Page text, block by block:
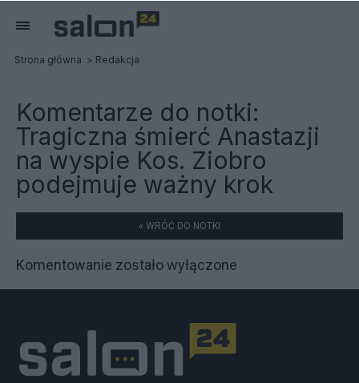
Strona główna Redakcja
Komentarze do notki:
Tragiczna śmierć Anastazji
na wyspie Kos. Ziobro
podejmuje ważny krok
« WRÓĆ DO NOTKI
Komentowanie zostało wyłączone